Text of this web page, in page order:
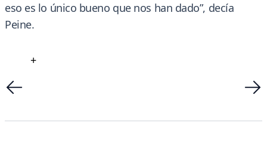
eso es lo único bueno que nos han dado”, decía
Peine.
+